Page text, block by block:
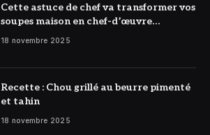
Cette astuce de chef va transformer vos
soupes maison en chef-d’œuvre
réconfortant
18 novembre 2025
Recette : Chou grillé au beurre pimenté
et tahin
18 novembre 2025